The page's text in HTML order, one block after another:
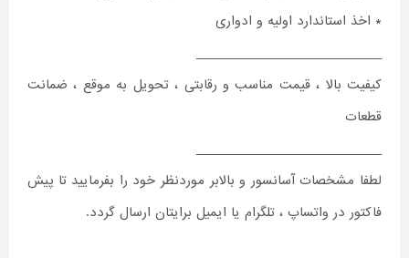
* اخذ استاندارد اولیه و ادواری
کیفیت بالا ، قیمت مناسب و رقابتی ، تحویل به موقع ، ضمانت
قطعات
لطفا مشخصات آسانسور و بالابر موردنظر خود را بفرمایید تا پیش
فاکتور در واتساپ ، تلگرام یا ایمیل برایتان ارسال گردد.